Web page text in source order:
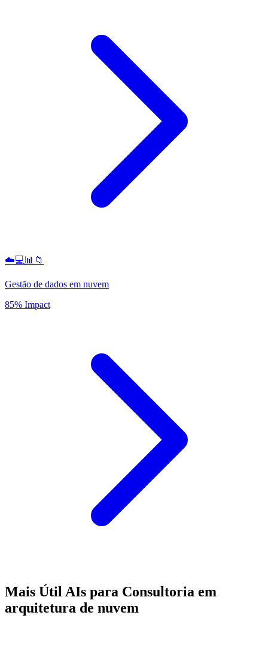
☁️💻📊📁
Gestão de dados em nuvem
85% Impact
Mais Útil AIs para Consultoria em
arquitetura de nuvem